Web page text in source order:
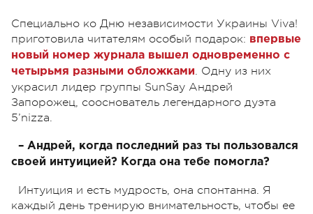
Специально ко Дню независимости Украины Viva!
приготовила читателям особый подарок: впервые
новый номер журнала вышел одновременно с
четырьмя разными обложками. Одну из них
украсил лидер группы SunSay Андрей
Запорожец, сооснователь легендарного дуэта
5’nizza.
– Андрей, когда последний раз ты пользовался
своей интуицией? Когда она тебе помогла?
Интуиция и есть мудрость, она спонтанна. Я
каждый день тренирую внимательность, чтобы ее